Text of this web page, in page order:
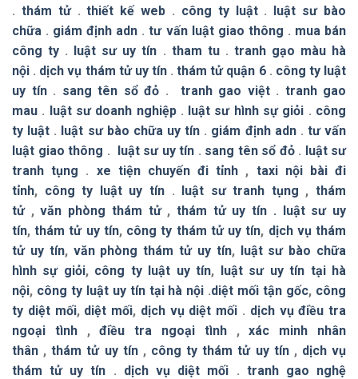
. thám tử.thiết kế web . công ty luật. luật sư bào
chữa . giám định adn .tư vấn luật giao thông . mua bán
công ty . luật sư uy tín . tham tu. tranh gạo màu hà
nội . dịch vụ thám tử uy tín.thám tử quận 6. công ty luật
uy tín. sang tên sổ đỏ . tranh gao việt. tranh gao
mau . luật sư doanh nghiệp. luật sư hình sự giỏi . công
ty luật . luật sư bào chữa uy tín . giám định adn. tư vấn
luật giao thông . luật sư uy tín . sang tên sổ đỏ. luật sư
tranh tụng . xe tiện chuyến đi tỉnh , taxi nội bài đi
tỉnh, công ty luật uy tín. luật sư tranh tụng ,thám
tử,văn phòng thám tử,thám tử uy tín . luật sư uy
tín,thám tử uy tín, công ty thám tử uy tín, dịch vụ thám
tử uy tín, văn phòng thám tử uy tín, luật sư bào chữa
hình sự giỏi, công ty luật uy tín, luật sư uy tín tại hà
nội, công ty luật uy tín tại hà nội .diệt mối tận gốc, công
ty diệt mối, diệt mối, dịch vụ diệt mối . dịch vụ điều tra
ngoại tình,điều tra ngoại tình,xác minh nhân
thân ,thám tử uy tín, công ty thám tử uy tín, dịch vụ
thám tử uy tín . dịch vụ diệt mối . tranh gao nghệ